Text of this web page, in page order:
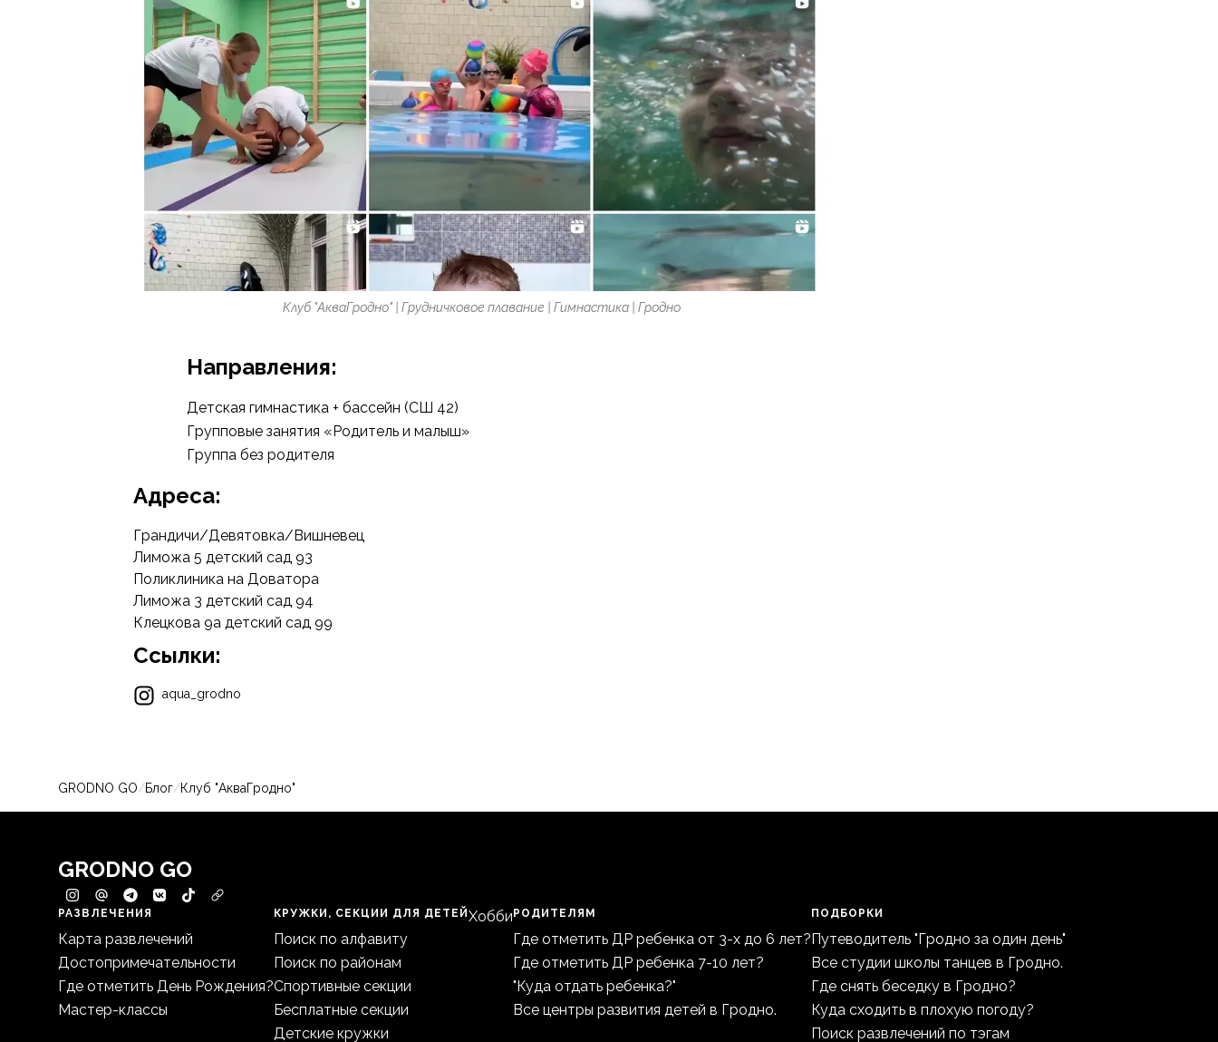
Клуб "АкваГродно" | Грудничковое плавание | Гимнастика | Гродно
Направления:
Детская гимнастика + бассейн (СШ 42)
Групповые занятия «Родитель и малыш»
Группа без родителя
Адреса:
Грандичи/Девятовка/Вишневец
Лиможа 5 детский сад 93
Поликлиника на Доватора
Лиможа 3 детский сад 94
Клецкова 9а детский сад 99
Ссылки:
aqua_grodno
GRODNO GO/Блог/Клуб "АкваГродно"
GRODNO GO
РАЗВЛЕЧЕНИЯ
Карта развлечений
Достопримечательности
Где отметить День Рождения?
Мастер-классы
КРУЖКИ, СЕКЦИИ ДЛЯ ДЕТЕЙ
Поиск по алфавиту
Поиск по районам
Спортивные секции
Бесплатные секции
Детские кружки
Хобби РОДИТЕЛЯМ
Где отметить ДР ребенка от 3-х до 6 лет?
Где отметить ДР ребенка 7-10 лет?
"Куда отдать ребенка?"
Все центры развития детей в Гродно.
ПОДБОРКИ
Путеводитель "Гродно за один день"
Все студии школы танцев в Гродно.
Где снять беседку в Гродно?
Куда сходить в плохую погоду?
Поиск развлечений по тэгам